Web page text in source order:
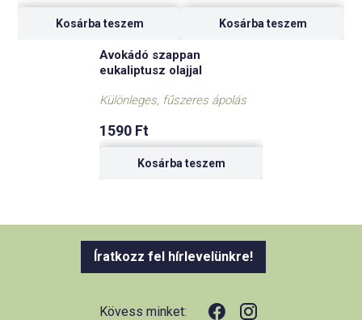
Kosárba teszem Kosárba teszem
Avokádó szappan
eukaliptusz olajjal
Különleges, fűszeres ápolás
1590 Ft
Kosárba teszem
Íratkozz fel hírlevelünkre!
Kövess minket: